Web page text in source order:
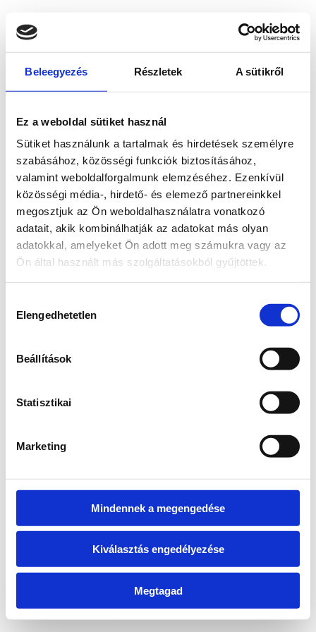
Beleegyezés Részletek A sütikről
Ez a weboldal sütiket használ
Sütiket használunk a tartalmak és hirdetések személyre
szabásához, közösségi funkciók biztosításához,
valamint weboldalforgalmunk elemzéséhez. Ezenkívül
közösségi média-, hirdető- és elemező partnereinkkel
megosztjuk az Ön weboldalhasználatra vonatkozó
adatait, akik kombinálhatják az adatokat más olyan
adatokkal, amelyeket Ön adott meg számukra vagy az
Ön által használt más szolgáltatásokból gyűjtöttek.
kiválasztása
Elengedhetetlen
Beállítások
Statisztikai
Marketing
Mindennek a megengedése
Kiválasztás engedélyezése
Megtagad
loadingwww.bicapp.hu
(see the browser console for more